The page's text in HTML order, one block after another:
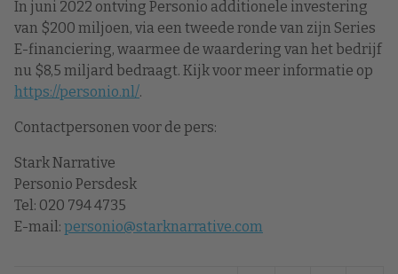
In juni 2022 ontving Personio additionele investering
van $200 miljoen, via een tweede ronde van zijn Series
E-financiering, waarmee de waardering van het bedrijf
nu $8,5 miljard bedraagt. Kijk voor meer informatie op
https://personio.nl/.
Contactpersonen voor de pers:
Stark Narrative
Personio Persdesk
Tel: 020 794 4735
E-mail: personio@starknarrative.com